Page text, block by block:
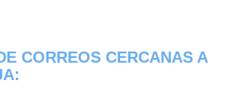
CORREOS CERCANAS A